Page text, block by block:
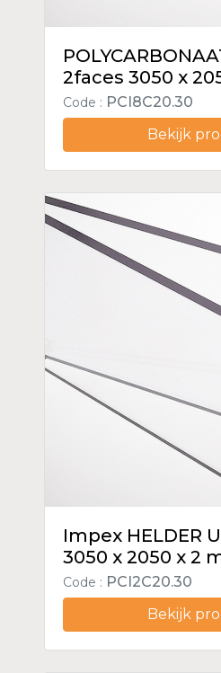
2faces 3050 x
Code : PCI8C20.30
Bekijk
Impex HELDER
3050 x 2050 x 2
Code : PCI2C20.30
Bekijk